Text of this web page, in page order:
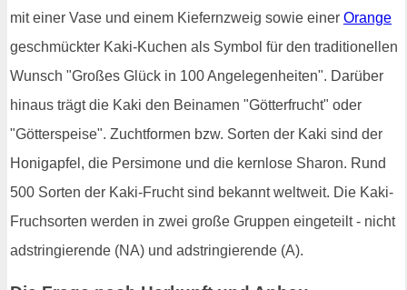
mit einer Vase und einem Kiefernzweig sowie einer Orange
geschmückter Kaki-Kuchen als Symbol für den traditionellen
Wunsch "Großes Glück in 100 Angelegenheiten". Darüber
hinaus trägt die Kaki den Beinamen "Götterfrucht" oder
"Götterspeise". Zuchtformen bzw. Sorten der Kaki sind der
Honigapfel, die Persimone und die kernlose Sharon. Rund
500 Sorten der Kaki-Frucht sind bekannt weltweit. Die Kaki-
Fruchsorten werden in zwei große Gruppen eingeteilt - nicht
adstringierende (NA) und adstringierende (A).